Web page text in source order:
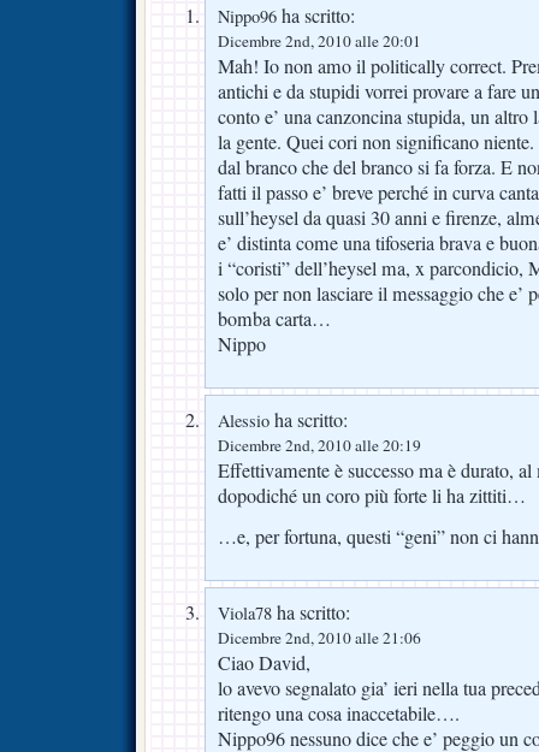
Nippo96 ha scritto:
Dicembre 2nd, 2010 alle 20:01
Mah! Io non amo il politically correct.
antichi e da stupidi vorrei provare a fare
conto e’ una canzoncina stupida, un
la gente. Quei cori non significano
dal branco che del branco si fa forza. E
fatti il passo e’ breve perché in curva
sull’heysel da quasi 30 anni e firenze,
e’ distinta come una tifoseria brava e
i “coristi” dell’heysel ma, x parcondicio,
solo per non lasciare il messaggio che e’
bomba carta…
Nippo
Alessio ha scritto:
Dicembre 2nd, 2010 alle 20:19
Effettivamente è successo ma è durato,
dopodiché un coro più forte li ha zittiti…
…e, per fortuna, questi “geni” non ci
Viola78 ha scritto:
Dicembre 2nd, 2010 alle 21:06
Ciao David,
lo avevo segnalato gia’ ieri nella tua
ritengo una cosa inaccetabile….
Nippo96 nessuno dice che e’ peggio un